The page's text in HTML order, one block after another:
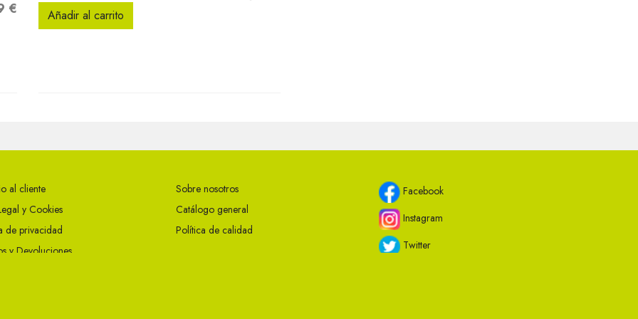
€ Añadir al carrito
al cliente
y Cookies
de privacidad
y Devoluciones
Sobre nosotros
Catálogo general
Política de calidad
Facebook
Instagram
Twitter